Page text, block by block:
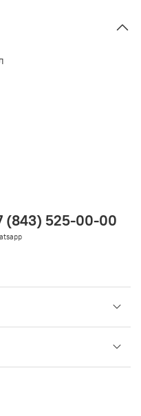
(843) 525-00-00